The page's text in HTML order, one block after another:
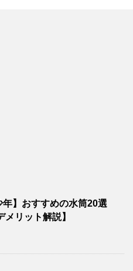
年】おすすめの水筒20選
メリット解説】